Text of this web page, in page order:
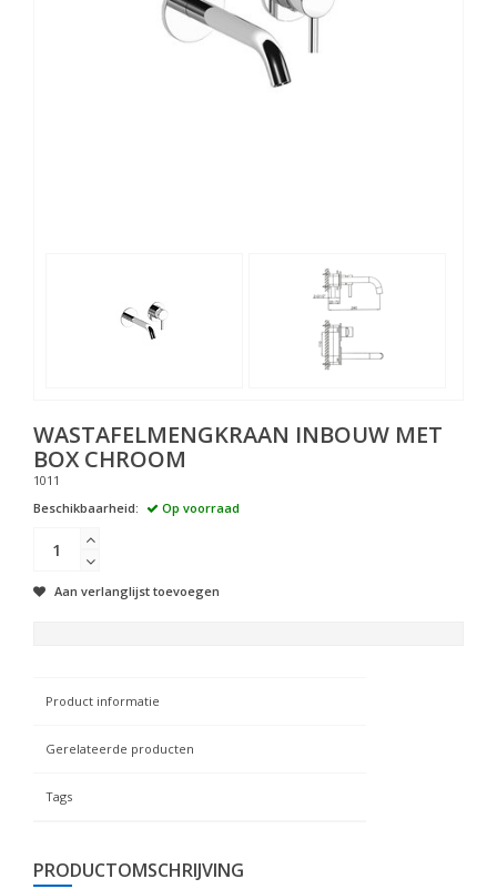
WASTAFELMENGKRAAN INBOUW MET
BOX CHROOM
1011
Beschikbaarheid:
Op voorraad
Aan verlanglijst toevoegen
Product informatie
Gerelateerde producten
Tags
PRODUCTOMSCHRIJVING